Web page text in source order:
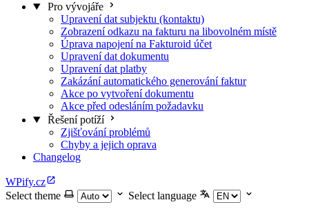
Pro vývojáře
Upravení dat subjektu (kontaktu)
Zobrazení odkazu na fakturu na libovolném místě
Úprava napojení na Fakturoid účet
Upravení dat dokumentu
Upravení dat platby
Zakázání automatického generování faktur
Akce po vytvoření dokumentu
Akce před odesláním požadavku
Řešení potíží
Zjišťování problémů
Chyby a jejich oprava
Changelog
WPify.cz
Select theme
Select language